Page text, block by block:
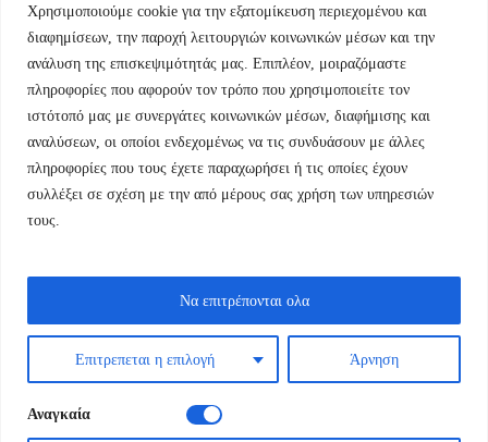
Χρησιμοποιούμε cookie για την εξατομίκευση περιεχομένου και
διαφημίσεων, την παροχή λειτουργιών κοινωνικών μέσων και την
ανάλυση της επισκεψιμότητάς μας. Επιπλέον, μοιραζόμαστε
πληροφορίες που αφορούν τον τρόπο που χρησιμοποιείτε τον
ιστότοπό μας με συνεργάτες κοινωνικών μέσων, διαφήμισης και
αναλύσεων, οι οποίοι ενδεχομένως να τις συνδυάσουν με άλλες
πληροφορίες που τους έχετε παραχωρήσει ή τις οποίες έχουν
συλλέξει σε σχέση με την από μέρους σας χρήση των υπηρεσιών
τους.
Επιτρεπεται η επιλογή Άρνηση
Να επιτρέπονται ολα
Αναγκαία
Εμμ.Μπενάκη 76 10681 Αθήνα Ελλάδα.
+30.2110084023
info@kyfantabooks.gr
Βρείτε μας